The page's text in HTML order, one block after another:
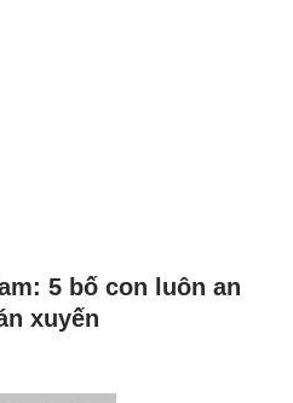
5 bố con luôn an
xuyến